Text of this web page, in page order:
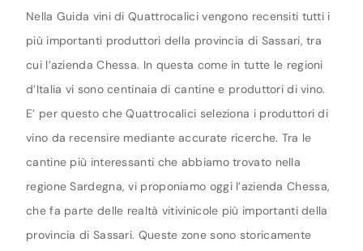
Nella Guida vini di Quattrocalici vengono recensiti tutti i
più importanti produttori della provincia di Sassari, tra
cui l’azienda Chessa. In questa come in tutte le regioni
d’Italia vi sono centinaia di cantine e produttori di vino.
E’ per questo che Quattrocalici seleziona i produttori di
vino da recensire mediante accurate ricerche. Tra le
cantine più interessanti che abbiamo trovato nella
regione Sardegna, vi proponiamo oggi l’azienda Chessa,
che fa parte delle realtà vitivinicole più importanti della
provincia di Sassari. Queste zone sono storicamente